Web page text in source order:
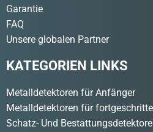
Garantie
FAQ
Unsere globalen Partner
KATEGORIEN LINKS
Metalldetektoren für Anfänger
Metalldetektoren für
Schatz- Und